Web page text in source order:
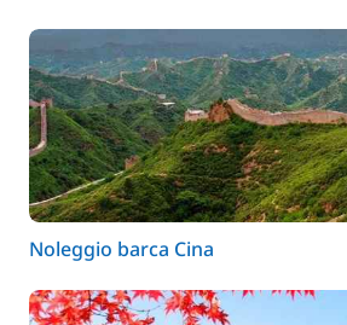
Noleggio barca Cina